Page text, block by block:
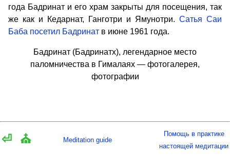
года Бадринат и его храм закрыты для посещения, так
же как и Кедарнат, Ганготри и Ямунотри. Сатья Саи
Баба посетил Бадринат в июне 1961 года.
Бадринат (Бадринатх), легендарное место
паломничества в Гималаях — фотогалерея,
фотографии
⏎ ⛪ Meditation guide
Помощь в практике
настоящей медитации